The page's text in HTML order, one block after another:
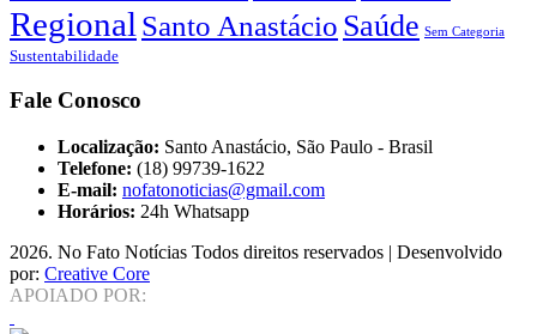
Regional Santo Anastácio Saúde Sem Categoria
Sustentabilidade
Fale Conosco
Localização: Santo Anastácio, São Paulo - Brasil
Telefone: (18) 99739-1622
E-mail: nofatonoticias@gmail.com
Horários: 24h Whatsapp
2026. No Fato Notícias Todos direitos reservados | Desenvolvido
por: Creative Core
APOIADO POR: